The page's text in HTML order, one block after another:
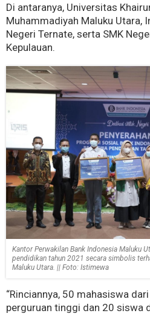
Di antaranya, Universitas
Muhammadiyah Maluku Utara,
Negeri Ternate, serta SMK
Kepulauan.
Kantor Perwakilan Bank Indonesia Maluku
pendidikan tahun 2021 secara simbolis
Maluku Utara. || Foto: Istimewa
“Rinciannya, 50 mahasiswa
perguruan tinggi dan 20 siswa